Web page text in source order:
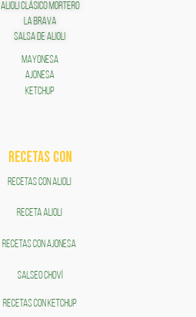
ALIOLI CLÁSICO MORTERO
LA BRAVA
SALSA DE ALIOLI
MAYONESA
AJONESA
KETCHUP
RECETAS COn
RECETAS CON ALIOLI
RECETA ALIOLI
RECETAS CON AJONESA
SALSEO CHOVÍ
RECETAS CON KETCHUP